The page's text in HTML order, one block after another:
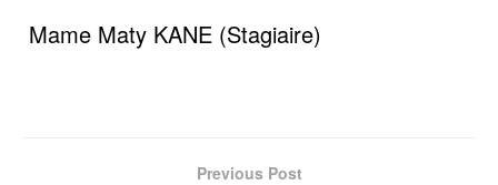
Mame Maty KANE (Stagiaire)
Previous Post